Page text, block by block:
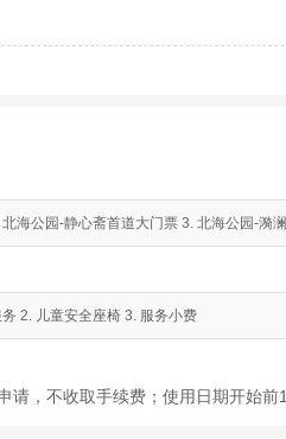
海公园-静心斋首道大门票 3. 北海公园-漪
2. 儿童安全座椅 3. 服务小费
请，不收取手续费；使用日期开始